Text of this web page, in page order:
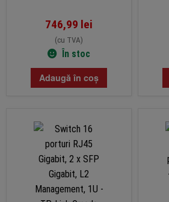
746,99 lei
(cu TVA)
În stoc
Adaugă în coș